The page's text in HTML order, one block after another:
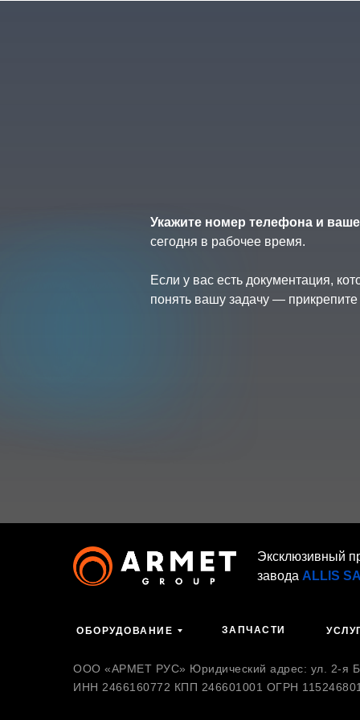
Укажите номер телефона и
сегодня в рабочее время.
Если у вас есть документация,
понять вашу задачу —
ООО «АРМЕТ РУС» Юридический адрес: ул. 2-я
ИНН 2466160772 КПП 246601001 ОГРН
ОБОРУДОВАНИЕ ЗАПЧАСТИ
Эксклюзивный
завода ALLIS